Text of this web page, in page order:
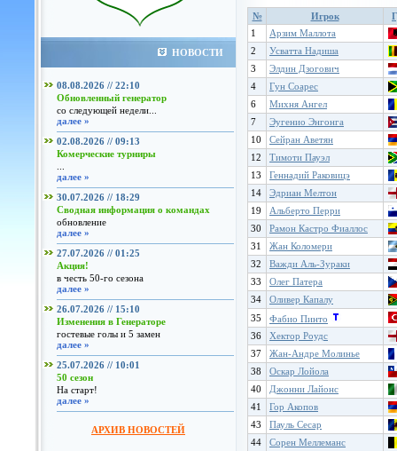
НОВОСТИ
08.08.2026 // 22:10
Обновленный генератор
со следующей недели...
далее »
02.08.2026 // 09:13
Комерческие турниры
далее »
30.07.2026 // 18:29
Сводная информация о командах
обновление
далее »
27.07.2026 // 01:25
Акция!
в честь 50-го сезона
далее »
26.07.2026 // 15:10
Изменения в Генераторе
гостевые голы и 5 замен
далее »
25.07.2026 // 10:01
50 сезон
На старт!
далее »
АРХИВ НОВОСТЕЙ
№ Игрок
1
Арзим Маллота
2
Усватта Надиша
3
Элдин Дзогович
4
Гун Соарес
6
Михня Ангел
7
Эугенио Энгонга
10
Сейран Аветян
12
Тимоти Пауэл
13
Геннадий Раковицэ
14
Эдриан Мелтон
19
Альберто Перри
30
Рамон Кастро Фиаллос
31
Жан Коломери
32
Важди Аль-Зураки
33
Олег Патера
34
Оливер Капалу
35
Фабио Пинто
36
Хектор Роудс
37
Жан-Андре Молинье
38
Оскар Лойола
40
Джонни Лайонс
41
Гор Акопов
43
Пауль Сесар
44
Сорен Меллеманс